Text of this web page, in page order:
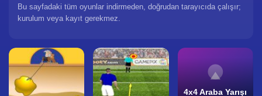
Bu sayfadaki tüm oyunlar indirmeden, doğrudan tarayıcıda çalışır;
kurulum veya kayıt gerekmez.
4x4 Araba Yarışı